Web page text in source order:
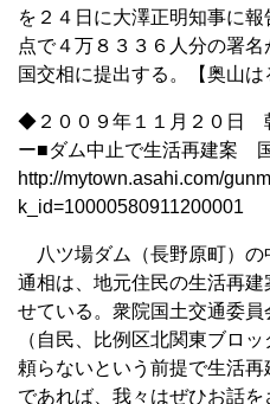
を２４日に大澤正明知事に
点で４万８３３６人分の署
国交相に提出する。【奥山は
◆２００９年１１月２０日
ー■ダム中止で生活再建案
http://mytown.asahi.com/
k_id=10000580911200001
八ツ場ダム（長野原町）の
通相は、地元住民の生活再
せている。衆院国土交通委
（自民、比例区北関東ブロ
頼らないという前提で生活
であれば、我々はぜひお話